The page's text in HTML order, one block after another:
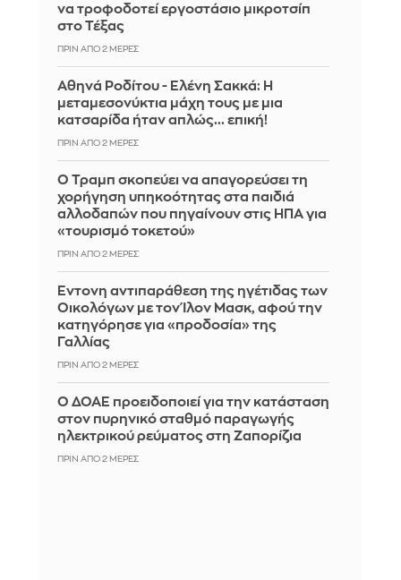
να τροφοδοτεί εργοστάσιο μικροτσίπ
στο Τέξας
ΠΡΙΝ ΑΠΌ 2 ΜΈΡΕΣ
Αθηνά Ροδίτου - Ελένη Σακκά: Η
μεταμεσονύκτια μάχη τους με μια
κατσαρίδα ήταν απλώς... επική!
ΠΡΙΝ ΑΠΌ 2 ΜΈΡΕΣ
Ο Τραμπ σκοπεύει να απαγορεύσει τη
χορήγηση υπηκοότητας στα παιδιά
αλλοδαπών που πηγαίνουν στις ΗΠΑ για
«τουρισμό τοκετού»
ΠΡΙΝ ΑΠΌ 2 ΜΈΡΕΣ
Έντονη αντιπαράθεση της ηγέτιδας των
Οικολόγων με τον Ίλον Μασκ, αφού την
κατηγόρησε για «προδοσία» της
Γαλλίας
ΠΡΙΝ ΑΠΌ 2 ΜΈΡΕΣ
Ο ΔΟΑΕ προειδοποιεί για την κατάσταση
στον πυρηνικό σταθμό παραγωγής
ηλεκτρικού ρεύματος στη Ζαπορίζια
ΠΡΙΝ ΑΠΌ 2 ΜΈΡΕΣ